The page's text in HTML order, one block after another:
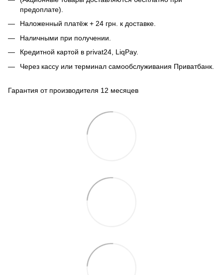
предоплате).
Наложенный платёж + 24 грн. к доставке.
Наличными при получении.
Кредитной картой в privat24, LiqPay.
Через кассу или терминал самообслуживания Приватбанк.
Гарантия от производителя 12 месяцев